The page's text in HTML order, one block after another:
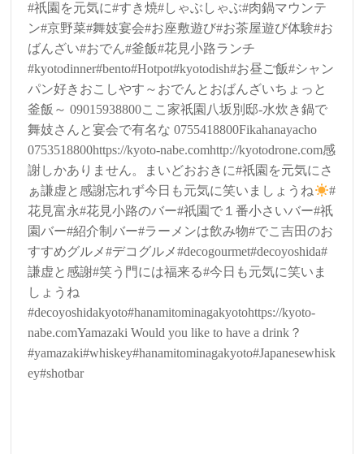
#祇園を元気に#すき焼#しゃぶしゃぶ#肉鍋マウンテ
ン#京野菜#舞妓宴会#お座敷遊び#お茶屋遊び体験#お
ばんざい#おでん#釜飯#花見小路ランチ
#kyotodinner#bento#Hotpot#kyotodish#お昼ご飯#シャン
パン好きおこしやす～おでんとおばんざいちょっと
釜飯～ 09015938800ここ家祇園八坂別邸-水炊き鍋で
舞妓さんと宴会で有名な 0755418800Fikahanayacho
0753518800https://kyoto-nabe.comhttp://kyotodrone.com感
謝しかありません。まいどおおきに#祇園を元気にさ
ぁ謙虚と感謝忘れず今日も元気に笑いましょうね
#
花見富永#花見小路のバー#祇園で１番小さいバー#祇
園バー#紹介制バー#ラーメンは飲み物#でこ吉田のお
すすめグルメ#デコグルメ#decogourmet#decoyoshida#
謙虚と感謝#笑う門には福来る#今日も元気に笑いま
しょうね
#decoyoshidakyoto#hanamitominagakyotohttps://kyoto-
nabe.comYamazaki Would you like to have a drink？
#yamazaki#whiskey#hanamitominagakyoto#Japanesewhisk
ey#shotbar